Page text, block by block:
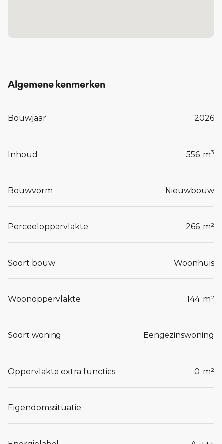
Algemene kenmerken
Bouwjaar 2026
Inhoud 556 m3
Bouwvorm Nieuwbouw
Perceeloppervlakte 266 m²
Soort bouw Woonhuis
Woonoppervlakte 144 m²
Soort woning Eengezinswoning
Oppervlakte extra functies 0 m²
Eigendomssituatie